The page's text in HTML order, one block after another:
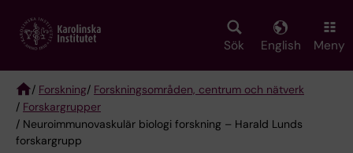
main
Sök English Meny
Breadcrumb
/ Forskning/ Forskningsområden, centrum och nätverk
/ Forskargrupper
/ Neuroimmunovaskulär biologi forskning – Harald Lunds
forskargrupp